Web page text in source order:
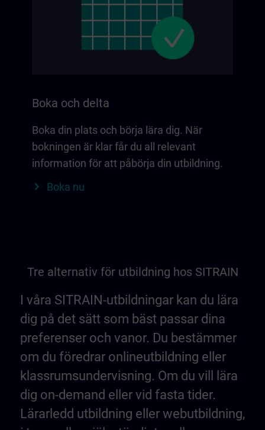
Boka och delta
Boka din plats och börja lära dig. När
bokningen är klar får du all relevant
information för att påbörja din utbildning.
Boka nu
Tre alternativ för utbildning hos SITRAIN
I våra SITRAIN-utbildningar kan du lära
dig på det sätt som bäst passar dina
preferenser och vanor. Du bestämmer
om du föredrar onlineutbildning eller
klassrumsundervisning. Om du vill lära
dig on-demand eller vid fasta tider.
Lärarledd utbildning eller webutbildning,